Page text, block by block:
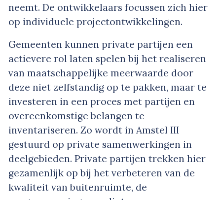
neemt. De ontwikkelaars focussen zich hier
op individuele projectontwikkelingen.
Gemeenten kunnen private partijen een
actievere rol laten spelen bij het realiseren
van maatschappelijke meerwaarde door
deze niet zelfstandig op te pakken, maar te
investeren in een proces met partijen en
overeenkomstige belangen te
inventariseren. Zo wordt in Amstel III
gestuurd op private samenwerkingen in
deelgebieden. Private partijen trekken hier
gezamenlijk op bij het verbeteren van de
kwaliteit van buitenruimte, de